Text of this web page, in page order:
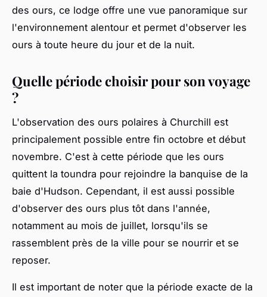
des ours, ce lodge offre une vue panoramique sur
l'environnement alentour et permet d'observer les
ours à toute heure du jour et de la nuit.
Quelle période choisir pour son voyage
?
L'observation des ours polaires à Churchill est
principalement possible entre fin octobre et début
novembre. C'est à cette période que les ours
quittent la toundra pour rejoindre la banquise de la
baie d'Hudson. Cependant, il est aussi possible
d'observer des ours plus tôt dans l'année,
notamment au mois de juillet, lorsqu'ils se
rassemblent près de la ville pour se nourrir et se
reposer.
Il est important de noter que la période exacte de la